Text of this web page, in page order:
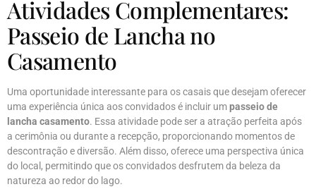
Atividades Complementares:
Passeio de Lancha no
Casamento
Uma oportunidade interessante para os casais que desejam oferecer
uma experiência única aos convidados é incluir umpasseio de
lancha casamento. Essa atividade pode ser a atração perfeita após
a cerimônia ou durante a recepção, proporcionando momentos de
descontração e diversão. Além disso, oferece uma perspectiva única
do local, permitindo que os convidados desfrutem da beleza da
natureza ao redor do lago.